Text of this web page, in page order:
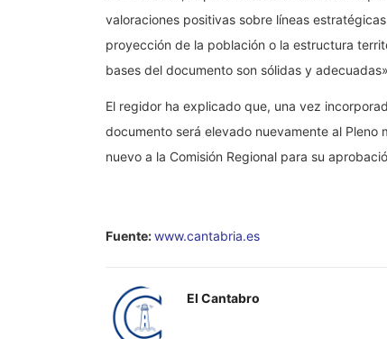
valoraciones positivas sobre líneas
proyección de la población o la estructura
bases del documento son sólidas y
El regidor ha explicado que, una vez
documento será elevado nuevamente al
nuevo a la Comisión Regional para su
Fuente:www.cantabria.es
El Cantabro